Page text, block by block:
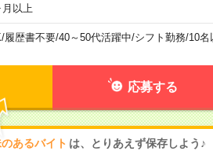
以上
/履歴書不要/40～50代活躍中/シフト勤務/10名
応募する
あるバイト は、とりあえず保存しよう♪